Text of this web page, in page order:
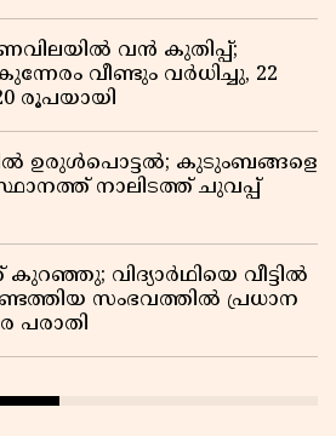
വൻ കുതിപ്പ്;
വീണ്ടും വർധിച്ചു, 22
രൂപയായി
ഉരുൾപൊട്ടൽ; കുടുംബങ്ങളെ
നാലിടത്ത് ചുവപ്പ്
വിദ്യാർഥിയെ വീട്ടിൽ
സംഭവത്തിൽ പ്രധാന
പരാതി